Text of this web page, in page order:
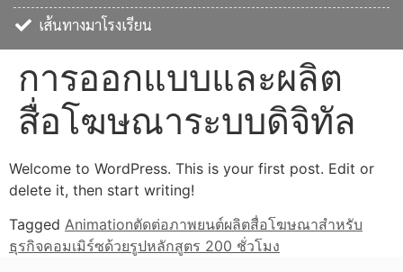
เส้นทางมาโรงเรียน
การออกแบบและผลิต
สื่อโฆษณาระบบดิจิทัล
Welcome to WordPress. This is your first post. Edit or
delete it, then start writing!
Tagged Animationตัดต่อภาพยนต์ผลิตสื่อโฆษณาสำหรับ
ธุรกิจคอมเมิร์ซด้วยรูปหลักสูตร 200 ชั่วโมง